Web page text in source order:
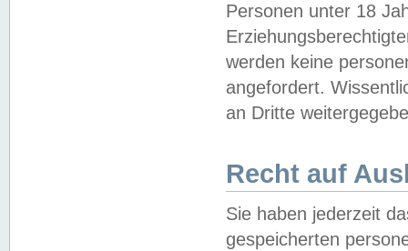
Personen unter 18
werden keine
angefordert.
an Dritte
Recht auf
Sie haben jederzeit
gespeicherten